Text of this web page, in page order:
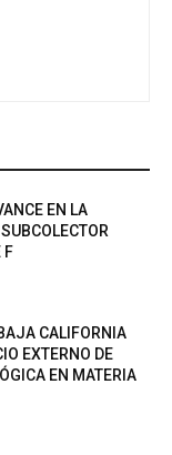
EN LA
F
CALIFORNIA
EXTERNO DE
EN MATERIA